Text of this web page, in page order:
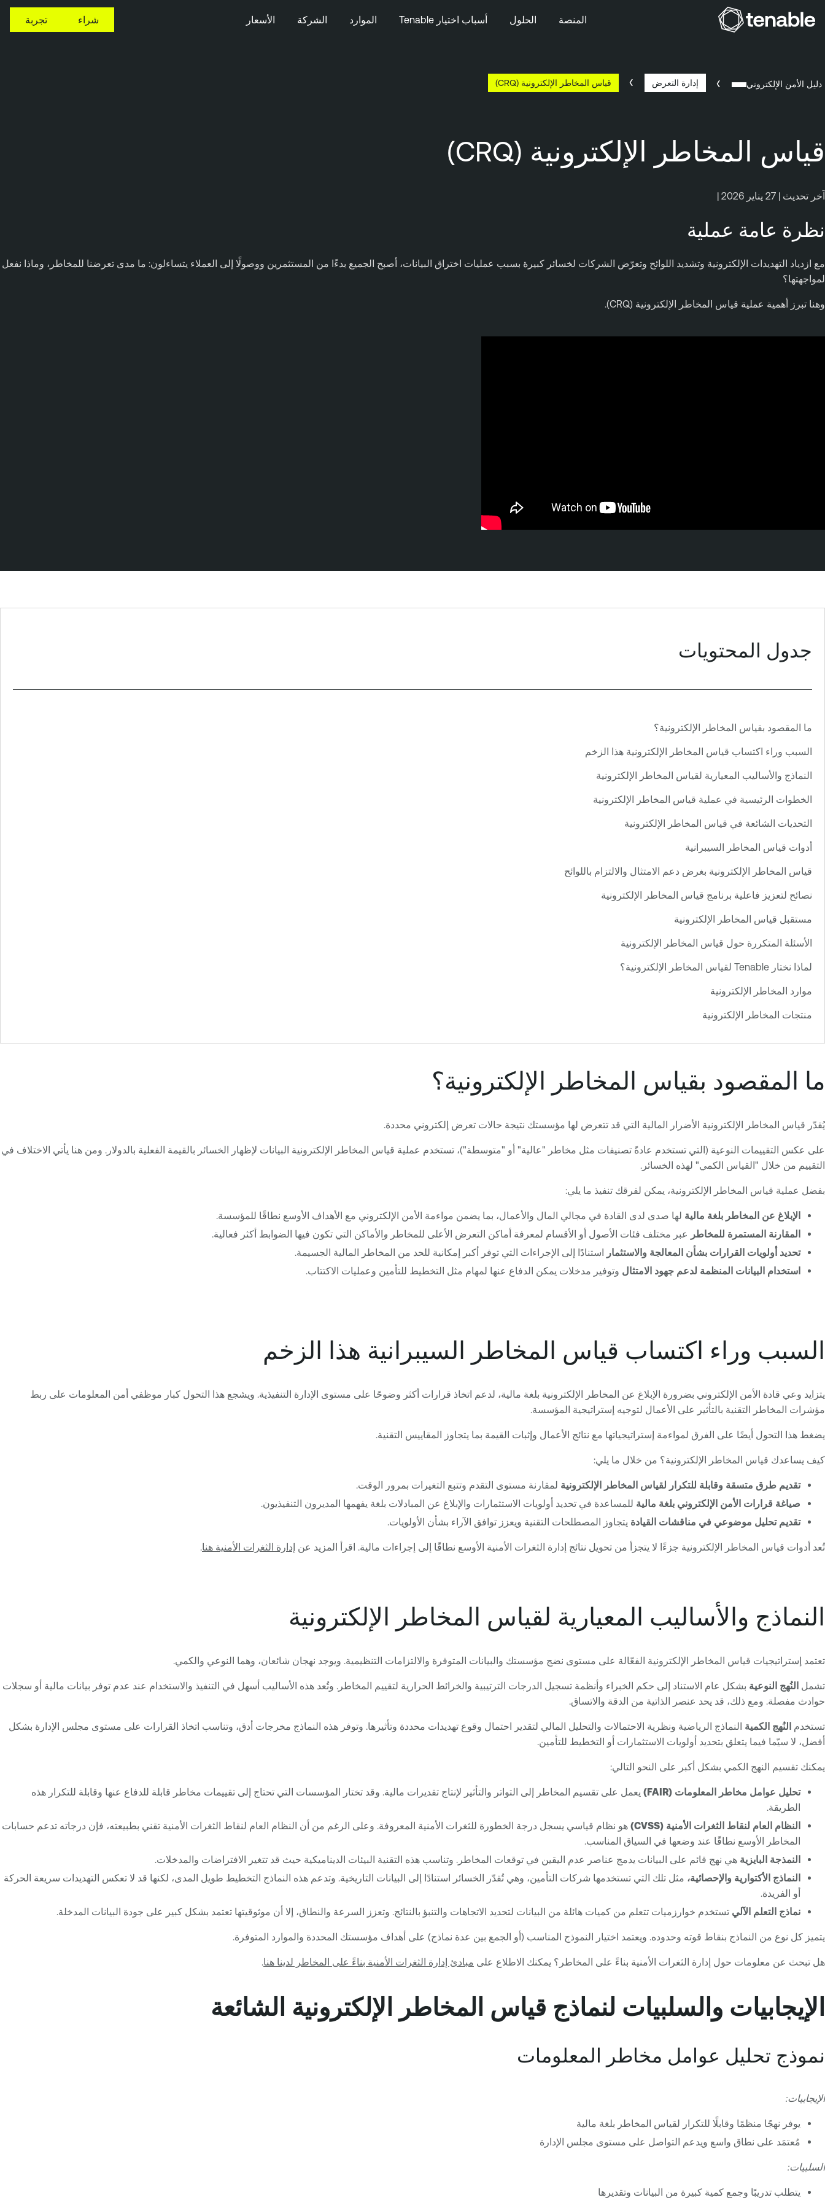
تخطَّ إلى تذييل الصفحة
المنصة الحلول أسباب اختيار Tenable الموارد الشركة الأسعار شراء تجربة
دليل الأمن الإلكتروني إدارة التعرض قياس المخاطر الإلكترونية (CRQ)
قياس المخاطر الإلكترونية (CRQ)
آخر تحديث | 27 يناير 2026 |
نظرة عامة عملية
مع ازدياد التهديدات الإلكترونية وتشديد اللوائح وتعرّض الشركات لخسائر كبيرة بسبب عمليات اختراق البيانات، أصبح الجميع بدءًا من المستثمرين ووصولًا إلى العملاء يتساءلون: ما مدى تعرضنا للمخاطر، وماذا نفعل
لمواجهتها؟
وهنا تبرز أهمية عملية قياس المخاطر الإلكترونية (CRQ).
جدول المحتويات
ما المقصود بقياس المخاطر الإلكترونية؟
السبب وراء اكتساب قياس المخاطر الإلكترونية هذا الزخم
النماذج والأساليب المعيارية لقياس المخاطر الإلكترونية
الخطوات الرئيسية في عملية قياس المخاطر الإلكترونية
التحديات الشائعة في قياس المخاطر الإلكترونية
أدوات قياس المخاطر السيبرانية
قياس المخاطر الإلكترونية بغرض دعم الامتثال والالتزام باللوائح
نصائح لتعزيز فاعلية برنامج قياس المخاطر الإلكترونية
مستقبل قياس المخاطر الإلكترونية
الأسئلة المتكررة حول قياس المخاطر الإلكترونية
لماذا نختار Tenable لقياس المخاطر الإلكترونية؟
موارد المخاطر الإلكترونية
منتجات المخاطر الإلكترونية
ما المقصود بقياس المخاطر الإلكترونية؟
يُقدّر قياس المخاطر الإلكترونية الأضرار المالية التي قد تتعرض لها مؤسستك نتيجة حالات تعرض إلكتروني محددة.
على عكس التقييمات النوعية (التي تستخدم عادةً تصنيفات مثل مخاطر "عالية" أو "متوسطة")، تستخدم عملية قياس المخاطر الإلكترونية البيانات لإظهار الخسائر بالقيمة الفعلية بالدولار. ومن هنا يأتي الاختلاف في
التقييم من خلال "القياس الكمي" لهذه الخسائر.
بفضل عملية قياس المخاطر الإلكترونية، يمكن لفرقك تنفيذ ما يلي:
الإبلاغ عن المخاطر بلغة مالية لها صدى لدى القادة في مجالي المال والأعمال، بما يضمن مواءمة الأمن الإلكتروني مع الأهداف الأوسع نطاقًا للمؤسسة.
المقارنة المستمرة للمخاطر
عبر مختلف فئات الأصول أو الأقسام لمعرفة أماكن التعرض الأعلى للمخاطر والأماكن التي تكون فيها الضوابط أكثر فعالية.
تحديد أولويات القرارات بشأن المعالجة والاستثمار استنادًا إلى الإجراءات التي توفر أكبر إمكانية للحد من المخاطر المالية الجسيمة.
استخدام البيانات المنظمة لدعم جهود الامتثال وتوفير مدخلات يمكن الدفاع عنها لمهام مثل التخطيط للتأمين وعمليات الاكتتاب.
السبب وراء اكتساب قياس المخاطر السيبرانية هذا الزخم
يتزايد وعي قادة الأمن الإلكتروني بضرورة الإبلاغ عن المخاطر الإلكترونية بلغة مالية، لدعم اتخاذ قرارات أكثر وضوحًا على مستوى الإدارة التنفيذية. ويشجع هذا التحول كبار موظفي أمن المعلومات على ربط
مؤشرات المخاطر التقنية بالتأثير على الأعمال لتوجيه إستراتيجية المؤسسة.
يضغط هذا التحول أيضًا على الفرق لمواءمة إستراتيجياتها مع نتائج الأعمال وإثبات القيمة بما يتجاوز المقاييس التقنية.
كيف يساعدك قياس المخاطر الإلكترونية؟ من خلال ما يلي:
تقديم طرق متسقة وقابلة للتكرار لقياس المخاطر الإلكترونية لمقارنة مستوى التقدم وتتبع التغيرات بمرور الوقت.
صياغة قرارات الأمن الإلكتروني بلغة مالية للمساعدة في تحديد أولويات الاستثمارات والإبلاغ عن المبادلات بلغة يفهمها المديرون التنفيذيون.
تقديم تحليل موضوعي في مناقشات القيادة يتجاوز المصطلحات التقنية ويعزز توافق الآراء بشأن الأولويات.
تُعد أدوات قياس المخاطر الإلكترونية جزءًا لا يتجزأ من تحويل نتائج إدارة الثغرات الأمنية الأوسع نطاقًا إلى إجراءات مالية. اقرأ المزيد عن إدارة الثغرات الأمنية هنا.
النماذج والأساليب المعيارية لقياس المخاطر الإلكترونية
تعتمد إستراتيجيات قياس المخاطر الإلكترونية الفعّالة على مستوى نضج مؤسستك والبيانات المتوفرة والالتزامات التنظيمية. ويوجد نهجان شائعان، وهما النوعي والكمي.
تشمل النُهج النوعية بشكل عام الاستناد إلى حكم الخبراء وأنظمة تسجيل الدرجات الترتيبية والخرائط الحرارية لتقييم المخاطر. وتُعد هذه الأساليب أسهل في التنفيذ والاستخدام عند عدم توفر بيانات مالية أو سجلات
حوادث مفصلة. ومع ذلك، قد يحد عنصر الذاتية من الدقة والاتساق.
تستخدم النُهج الكمية النماذج الرياضية ونظرية الاحتمالات والتحليل المالي لتقدير احتمال وقوع تهديدات محددة وتأثيرها. وتوفر هذه النماذج مخرجات أدق، وتناسب اتخاذ القرارات على مستوى مجلس الإدارة بشكل
أفضل، لا سيّما فيما يتعلق بتحديد أولويات الاستثمارات أو التخطيط للتأمين.
يمكنك تقسيم النهج الكمي بشكل أكبر على النحو التالي:
تحليل عوامل مخاطر المعلومات (FAIR)
يعمل على تقسيم المخاطر إلى التواتر والتأثير لإنتاج تقديرات مالية. وقد تختار المؤسسات التي تحتاج إلى تقييمات مخاطر قابلة للدفاع عنها وقابلة للتكرار هذه
الطريقة.
النظام العام لنقاط الثغرات الأمنية (CVSS)
هو نظام قياسي يسجل درجة الخطورة للثغرات الأمنية المعروفة. وعلى الرغم من أن النظام العام لنقاط الثغرات الأمنية تقني بطبيعته، فإن درجاته تدعم حسابات
المخاطر الأوسع نطاقًا عند وضعها في السياق المناسب.
النمذجة البايزية هي نهج قائم على البيانات يدمج عناصر عدم اليقين في توقعات المخاطر. وتناسب هذه التقنية البيئات الديناميكية حيث قد تتغير الافتراضات والمدخلات.
النماذج الأكتوارية والإحصائية، مثل تلك التي تستخدمها شركات التأمين، وهي تُقدّر الخسائر استنادًا إلى البيانات التاريخية. وتدعم هذه النماذج التخطيط طويل المدى، لكنها قد لا تعكس التهديدات سريعة الحركة
أو الفريدة.
نماذج التعلم الآلي تستخدم خوارزميات تتعلم من كميات هائلة من البيانات لتحديد الاتجاهات والتنبؤ بالنتائج. وتعزز السرعة والنطاق، إلا أن موثوقيتها تعتمد بشكل كبير على جودة البيانات المدخلة.
يتميز كل نوع من النماذج بنقاط قوته وحدوده. ويعتمد اختيار النموذج المناسب (أو الجمع بين عدة نماذج) على أهداف مؤسستك المحددة والموارد المتوفرة.
هل تبحث عن معلومات حول إدارة الثغرات الأمنية بناءً على المخاطر؟ يمكنك الاطلاع على مبادئ إدارة الثغرات الأمنية بناءً على المخاطر لدينا هنا.
الإيجابيات والسلبيات لنماذج قياس المخاطر الإلكترونية الشائعة
نموذج تحليل عوامل مخاطر المعلومات
الإيجابيات:
يوفر نهجًا منظمًا وقابلًا للتكرار لقياس المخاطر بلغة مالية
مُعتمَد على نطاق واسع ويدعم التواصل على مستوى مجلس الإدارة
السلبيات:
يتطلب تدريبًا وجمع كمية كبيرة من البيانات وتقديرها